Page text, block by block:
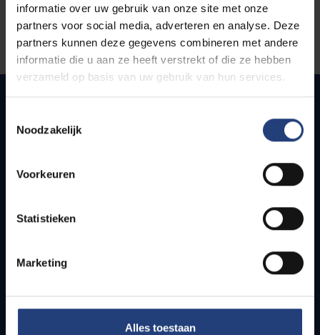
informatie over uw gebruik van onze site met onze
partners voor social media, adverteren en analyse. Deze
partners kunnen deze gegevens combineren met andere
informatie die u aan ze heeft verstrekt of die ze hebben
verzameld op basis van uw gebruik van hun services.
Noodzakelijk
Voorkeuren
Statistieken
Marketing
Alles toestaan
Snel naar
Bereikbaarheid